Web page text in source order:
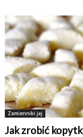
Zamienniki jaj
Jak zrobić